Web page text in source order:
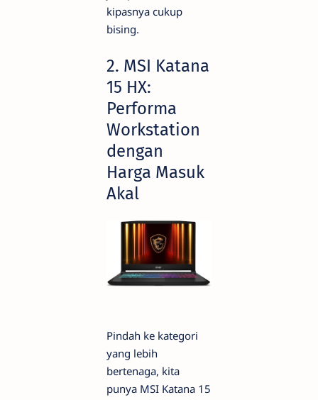
kipasnya cukup
bising.
2. MSI Katana
15 HX:
Performa
Workstation
dengan
Harga Masuk
Akal
Pindah ke kategori
yang lebih
bertenaga, kita
punya MSI Katana 15